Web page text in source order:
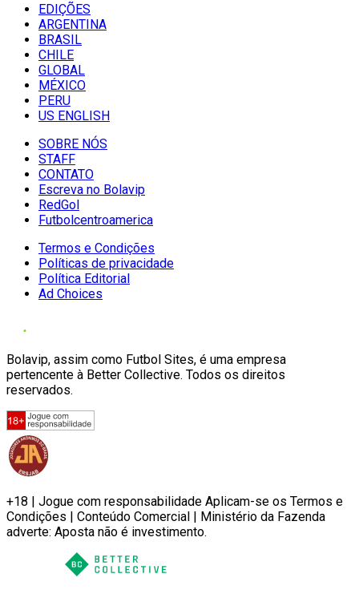
EDIÇÕES
ARGENTINA
BRASIL
CHILE
GLOBAL
MÉXICO
PERU
US ENGLISH
SOBRE NÓS
STAFF
CONTATO
Escreva no Bolavip
RedGol
Futbolcentroamerica
Termos e Condições
Políticas de privacidade
Política Editorial
Ad Choices
Bolavip, assim como Futbol Sites, é uma empresa
pertencente à Better Collective. Todos os direitos
reservados.
+18 | Jogue com responsabilidade Aplicam-se os Termos e
Condições | Conteúdo Comercial | Ministério da Fazenda
adverte: Aposta não é investimento.